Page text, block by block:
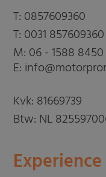
T: 0857609360
T: 0031
M: 06 - 1588
E:
Kvk: 81669739
Btw: NL